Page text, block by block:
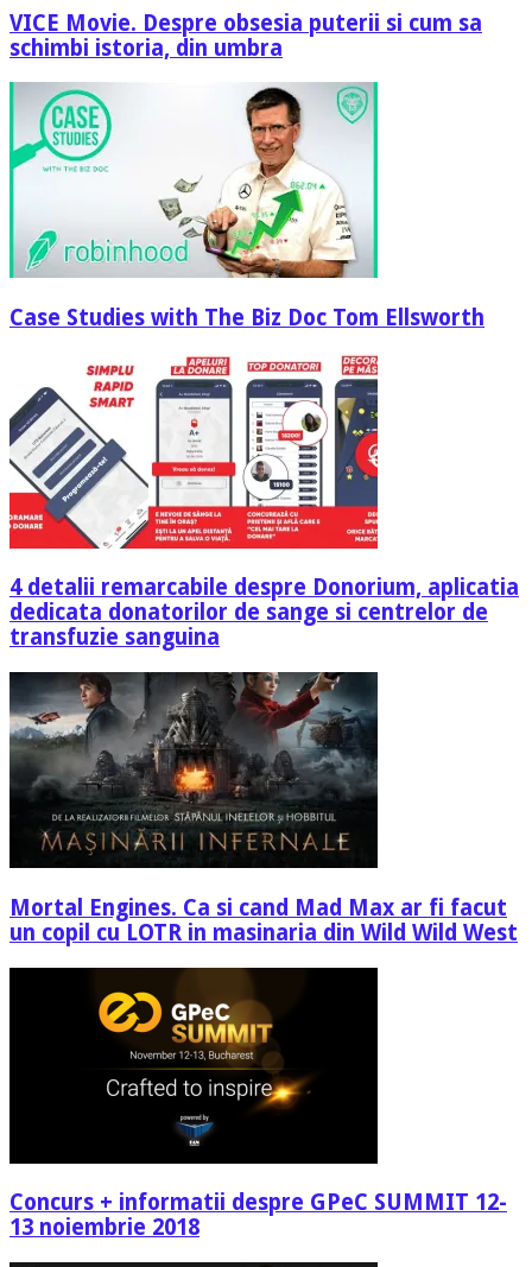
VICE Movie. Despre obsesia puterii si cum sa
schimbi istoria, din umbra
Case Studies with The Biz Doc Tom Ellsworth
4 detalii remarcabile despre Donorium, aplicatia
dedicata donatorilor de sange si centrelor de
transfuzie sanguina
Mortal Engines. Ca si cand Mad Max ar fi facut
un copil cu LOTR in masinaria din Wild Wild West
Concurs + informatii despre GPeC SUMMIT 12-
13 noiembrie 2018